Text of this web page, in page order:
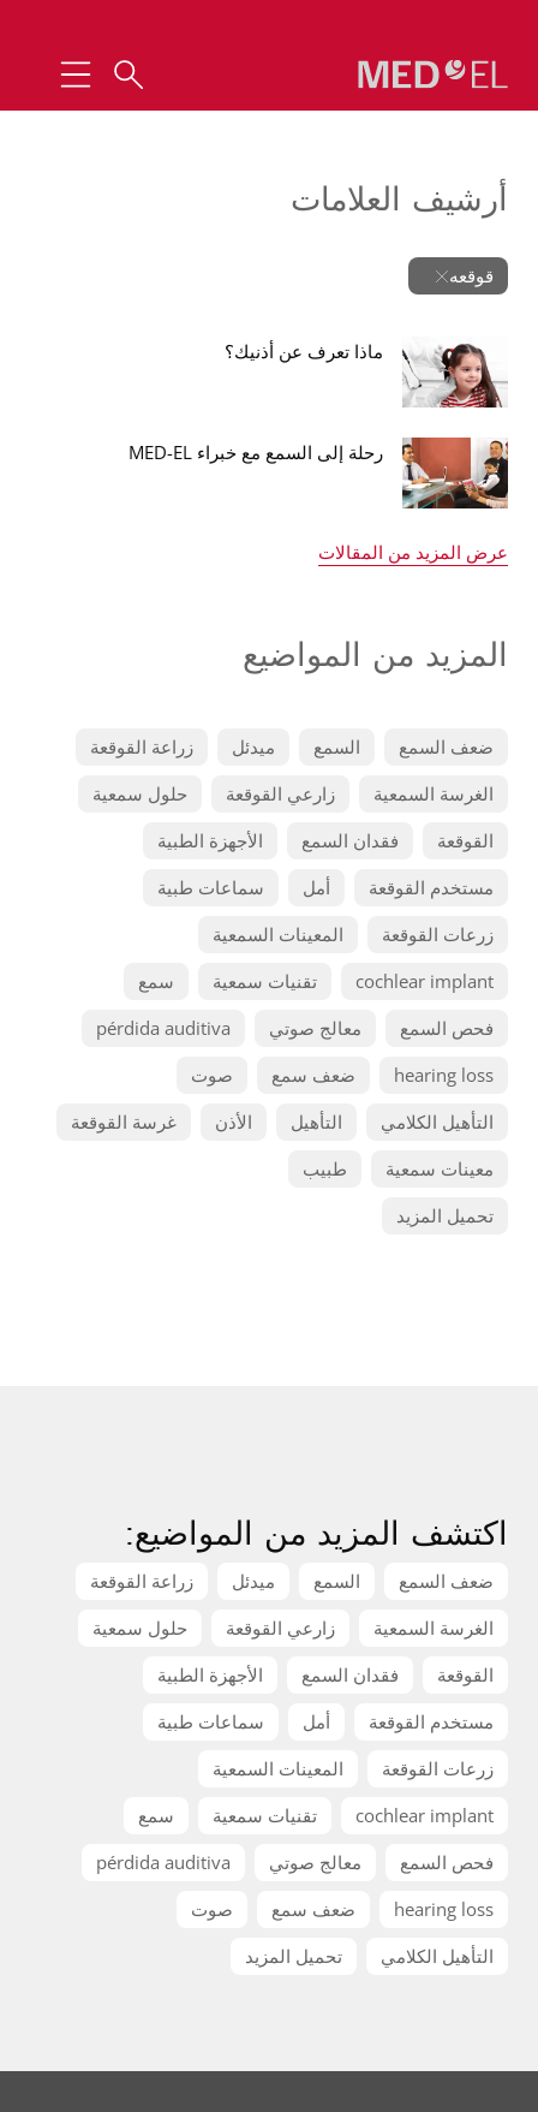
أرشيف العلامات
قوقعه
ماذا تعرف عن أذنيك؟
رحلة إلى السمع مع خبراء MED-EL
عرض المزيد من المقالات
المزيد من المواضيع
ضعف السمع السمع ميدئل
زراعة القوقعة
الغرسة السمعية
زارعي القوقعة
حلول سمعية
القوقعة
فقدان السمع
الأجهزة الطبية
مستخدم القوقعة
أمل
سماعات طبية
زرعات القوقعة
المعينات السمعية
cochlear implant
تقنيات سمعية
سمع
فحص السمع
معالج صوتي
pérdida auditiva
hearing loss
ضعف سمع
صوت
التأهيل الكلامي
التأهيل الأذن
غرسة القوقعة
معينات سمعية
طبيب
تحميل المزيد
اكتشف المزيد من المواضيع:
ضعف السمع السمع ميدئل
زراعة القوقعة
الغرسة السمعية
زارعي القوقعة
حلول سمعية
القوقعة
فقدان السمع
الأجهزة الطبية
مستخدم القوقعة
أمل
سماعات طبية
زرعات القوقعة
المعينات السمعية
cochlear implant
تقنيات سمعية
سمع
فحص السمع
معالج صوتي
pérdida auditiva
hearing loss
ضعف سمع
صوت
التأهيل الكلامي
تحميل المزيد